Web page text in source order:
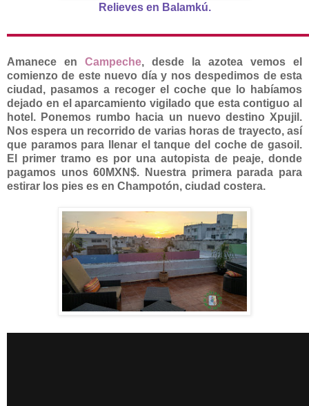
Relieves en Balamkú.
Amanece en Campeche, desde la azotea vemos el
comienzo de este nuevo día y nos despedimos de esta
ciudad, pasamos a recoger el coche que lo habíamos
dejado en el aparcamiento vigilado que esta contiguo al
hotel. Ponemos rumbo hacia un nuevo destino Xpujil.
Nos espera un recorrido de varias horas de trayecto, así
que paramos para llenar el tanque del coche de gasoil.
El primer tramo es por una autopista de peaje, donde
pagamos unos 60MXN$. Nuestra primera parada para
estirar los pies es en Champotón, ciudad costera.